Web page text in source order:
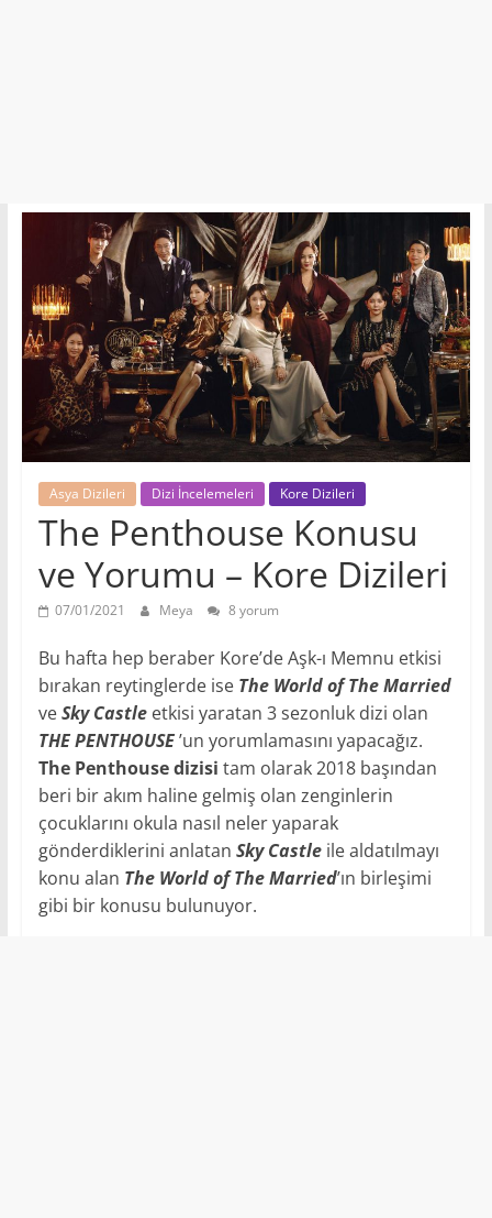
Asya Dizileri Dizi İncelemeleri Kore Dizileri
The Penthouse Konusu
ve Yorumu – Kore Dizileri
07/01/2021 Meya 8 yorum
Bu hafta hep beraber Kore’de Aşk-ı Memnu etkisi
bırakan reytinglerde ise The World of The Married
veSky Castle etkisi yaratan 3 sezonluk dizi olan
THE PENTHOUSE’un yorumlamasını yapacağız.
The Penthouse dizisi tam olarak 2018 başından
beri bir akım haline gelmiş olan zenginlerin
çocuklarını okula nasıl neler yaparak
gönderdiklerini anlatan Sky Castleile aldatılmayı
konu alan The World of The Married’ın birleşimi
gibi bir konusu bulunuyor.